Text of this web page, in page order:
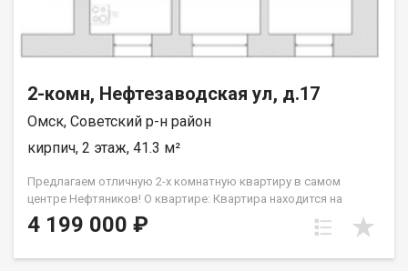
2-комн, Нефтезаводская ул, д.17
Омск, Советский р-н район
кирпич, 2 этаж, 41.3 м²
Предлагаем отличную 2-х комнатную квартиру в самом
центре Нефтяников! О квартире: Квартира находится на
удобном втором этаже и состоит из гостиной с выходом в
кладовку, спальни, кухни и совмещенного санузла, без
4 199 000 ₽